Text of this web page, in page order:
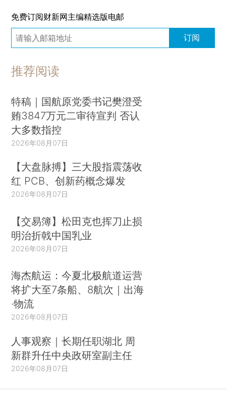
免费订阅财新网主编精选版电邮
订阅
推荐阅读
特稿｜国航原党委书记樊澄受
贿3847万元二审待宣判 否认
大多数指控
2026年08月07日
【大盘脉搏】三大股指震荡收
红 PCB、创新药概念爆发
2026年08月07日
【交易簿】松田克也挥刀止损
明治折戟中国乳业
2026年08月07日
海杰航运：今夏北极航道运营
将扩大至7条船、8航次｜出海
·物流
2026年08月07日
人事观察｜长期任职湖北 周
新群升任中央政研室副主任
2026年08月07日